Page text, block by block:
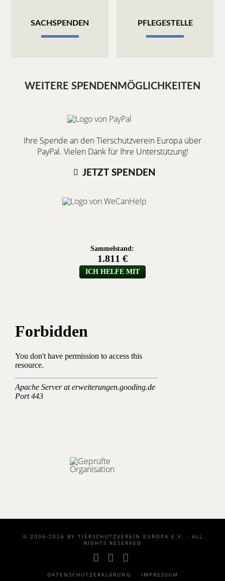
SACHSPENDEN PFLEGESTELLE
WEITERE SPENDENMÖGLICHKEITEN
Ihre Spende an den Tierschutzverein Europa über
PayPal. Vielen Dank für Ihre Unterstützung!
JETZT SPENDEN
© 2006-2026 BY TIERSCHUTZVEREIN EUROPA E.V. - ALL
RIGHTS RESERVED
DATENSCHUTZERKLÄRUNG
IMPRESSUM